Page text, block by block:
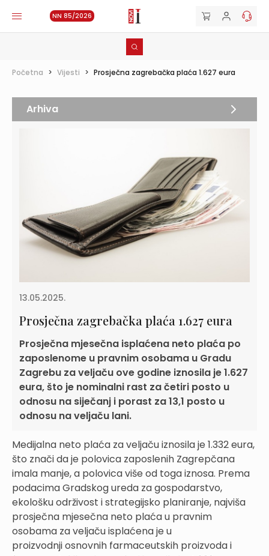
NN 85/2026
Početna > Vijesti > Prosječna zagrebačka plaća 1.627 eura
13.05.2025.
Prosječna zagrebačka plaća 1.627 eura
Prosječna mjesečna isplaćena neto plaća po
zaposlenome u pravnim osobama u Gradu
Zagrebu za veljaču ove godine iznosila je 1.627
eura, što je nominalni rast za četiri posto u
odnosu na siječanj i porast za 13,1 posto u
odnosu na veljaču lani.
Medijalna neto plaća za veljaču iznosila je 1.332 eura,
što znači da je polovica zaposlenih Zagrepčana
imala manje, a polovica više od toga iznosa. Prema
podacima Gradskog ureda za gospodarstvo,
ekološku održivost i strategijsko planiranje, najviša
prosječna mjesečna neto plaća u pravnim
osobama za veljaču isplaćena je u
proizvodnji osnovnih farmaceutskih proizvoda i
Arhiva